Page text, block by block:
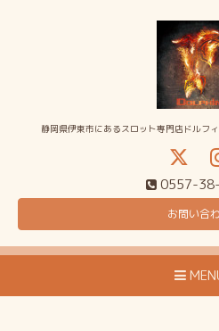
静岡県伊東市にあるスロット専門店ドルフ
0557-
お問い合